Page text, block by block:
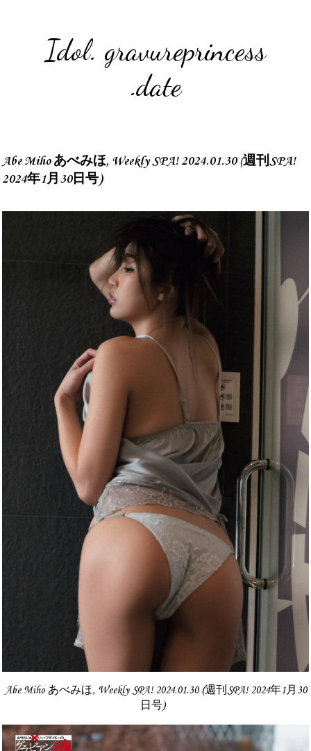
Idol. gravureprincess
.date
Abe Miho あべみほ, Weekly SPA! 2024.01.30 (週刊SPA!
2024年1月30日号)
Abe Miho あべみほ, Weekly SPA! 2024.01.30 (週刊SPA! 2024年1月30
日号)